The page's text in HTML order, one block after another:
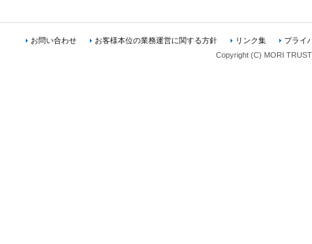
お問い合わせ お客様本位の業務運営に関する方針 リンク集
プライ
Copyright (C) MORI